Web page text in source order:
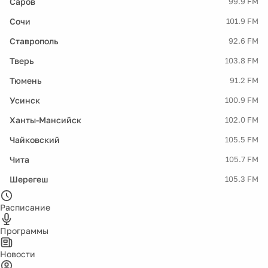
Сочи 101.9 FM
Ставрополь 92.6 FM
Тверь 103.8 FM
Тюмень 91.2 FM
Усинск 100.9 FM
Ханты-Мансийск 102.0 FM
Чайковский 105.5 FM
Чита 105.7 FM
Шерегеш 105.3 FM
Расписание
Программы
Новости